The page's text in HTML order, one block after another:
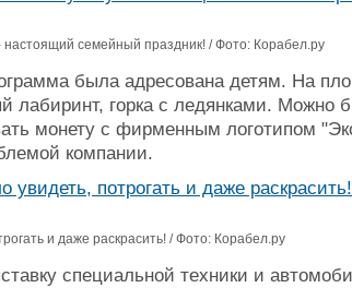
семейный праздник! / Фото: Корабел.ру
была адресована детям. На
лабиринт, горка с ледянками. Можно
монету с фирменным логотипом
компании.
и даже раскрасить! / Фото: Корабел.ру
специальной техники и